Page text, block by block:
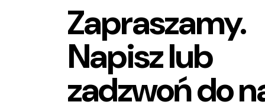
Zapraszamy.
Napisz lub
zadzwoń do